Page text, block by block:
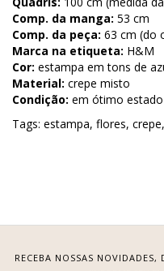
Comp. da manga: 53 cm
Comp. da peça: 63 cm (do
Marca na etiqueta: H&M
Cor: estampa em tons de
Material: crepe misto
Condição: em ótimo estado
Tags: estampa, flores, crepe,
RECEBA NOSSAS